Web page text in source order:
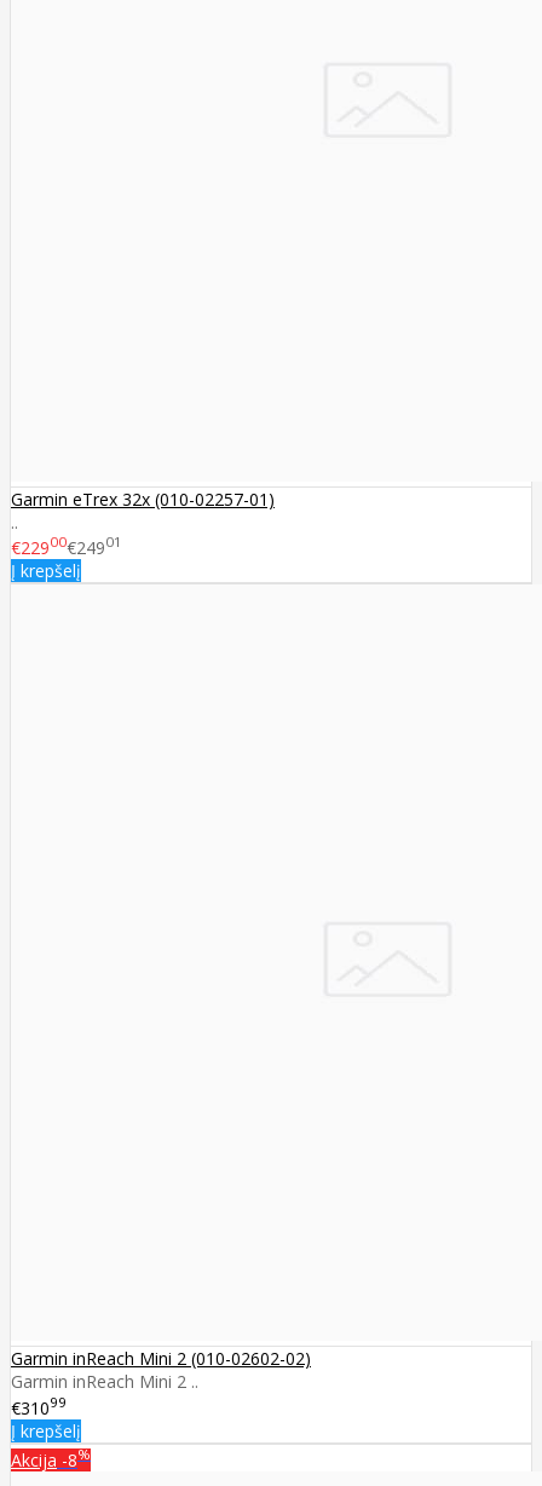
Garmin eTrex 32x (010-02257-01)
..
€22900€24901
Į krepšelį
Garmin inReach Mini 2 (010-02602-02)
Garmin inReach Mini 2 ..
€31099
Į krepšelį
Akcija -8%